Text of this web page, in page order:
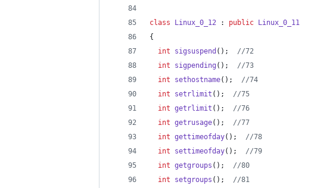
class Linux_0_12 : public
Linux_0_11
{
int
sigsuspend (); //72
int
sigpending (); //73
int
sethostname(); //74
int
setrlimit (); //75
int getrlimit (); //76
int getrusage(); //77
int gettimeofday(); //78
int
settimeofday(); //79
int getgroups (); //80
int
setgroups (); //81